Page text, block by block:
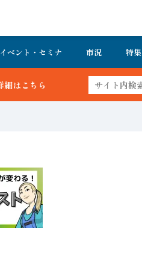
イベント・セミナ 市況 特集